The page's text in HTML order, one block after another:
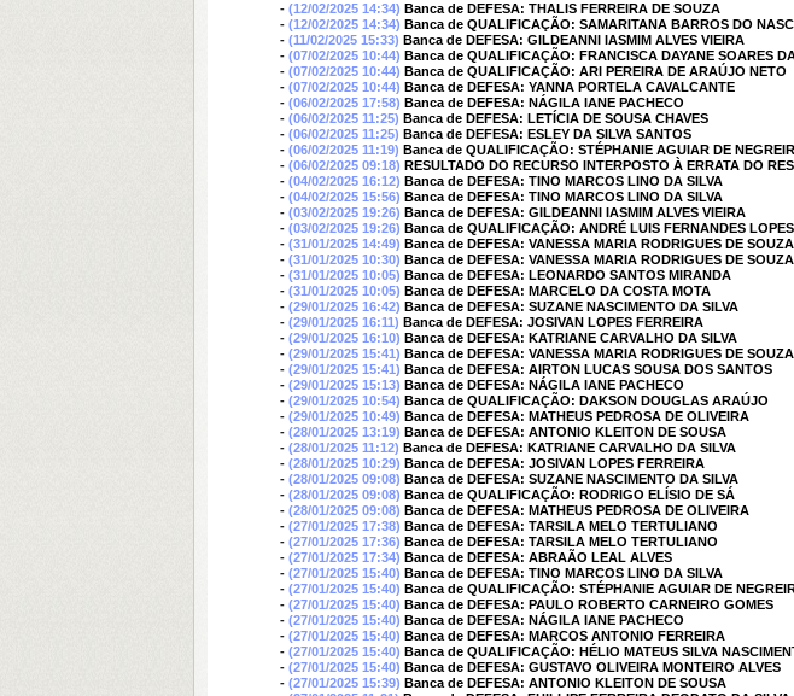
- (12/02/2025 14:34) Banca de DEFESA: THALIS FERREIRA DE SOUZA
- (12/02/2025 14:34) Banca de QUALIFICAÇÃO: SAMARITANA BARROS DO
- (11/02/2025 15:33) Banca de DEFESA: GILDEANNI IASMIM ALVES VIEIRA
- (07/02/2025 10:44) Banca de QUALIFICAÇÃO: FRANCISCA DAYANE SOARES
- (07/02/2025 10:44) Banca de QUALIFICAÇÃO: ARI PEREIRA DE ARAÚJO NETO
- (07/02/2025 10:44) Banca de DEFESA: YANNA PORTELA CAVALCANTE
- (06/02/2025 17:58) Banca de DEFESA: NÁGILA IANE PACHECO
- (06/02/2025 11:25) Banca de DEFESA: LETÍCIA DE SOUSA CHAVES
- (06/02/2025 11:25) Banca de DEFESA: ESLEY DA SILVA SANTOS
- (06/02/2025 11:19) Banca de QUALIFICAÇÃO: STÉPHANIE AGUIAR DE
- (06/02/2025 09:18) RESULTADO DO RECURSO INTERPOSTO À ERRATA DO
- (04/02/2025 16:12) Banca de DEFESA: TINO MARCOS LINO DA SILVA
- (04/02/2025 15:56) Banca de DEFESA: TINO MARCOS LINO DA SILVA
- (03/02/2025 19:26) Banca de DEFESA: GILDEANNI IASMIM ALVES VIEIRA
- (03/02/2025 19:26) Banca de QUALIFICAÇÃO: ANDRÉ LUIS FERNANDES LOPES
- (31/01/2025 14:49) Banca de DEFESA: VANESSA MARIA RODRIGUES DE SOUZA
- (31/01/2025 10:30) Banca de DEFESA: VANESSA MARIA RODRIGUES DE SOUZA
- (31/01/2025 10:05) Banca de DEFESA: LEONARDO SANTOS MIRANDA
- (31/01/2025 10:05) Banca de DEFESA: MARCELO DA COSTA MOTA
- (29/01/2025 16:42) Banca de DEFESA: SUZANE NASCIMENTO DA SILVA
- (29/01/2025 16:11) Banca de DEFESA: JOSIVAN LOPES FERREIRA
- (29/01/2025 16:10) Banca de DEFESA: KATRIANE CARVALHO DA SILVA
- (29/01/2025 15:41) Banca de DEFESA: VANESSA MARIA RODRIGUES DE SOUZA
- (29/01/2025 15:41) Banca de DEFESA: AIRTON LUCAS SOUSA DOS SANTOS
- (29/01/2025 15:13) Banca de DEFESA: NÁGILA IANE PACHECO
- (29/01/2025 10:54) Banca de QUALIFICAÇÃO: DAKSON DOUGLAS ARAÚJO
- (29/01/2025 10:49) Banca de DEFESA: MATHEUS PEDROSA DE OLIVEIRA
- (28/01/2025 13:19) Banca de DEFESA: ANTONIO KLEITON DE SOUSA
- (28/01/2025 11:12) Banca de DEFESA: KATRIANE CARVALHO DA SILVA
- (28/01/2025 10:29) Banca de DEFESA: JOSIVAN LOPES FERREIRA
- (28/01/2025 09:08) Banca de DEFESA: SUZANE NASCIMENTO DA SILVA
- (28/01/2025 09:08) Banca de QUALIFICAÇÃO: RODRIGO ELÍSIO DE SÁ
- (28/01/2025 09:08) Banca de DEFESA: MATHEUS PEDROSA DE OLIVEIRA
- (27/01/2025 17:38) Banca de DEFESA: TARSILA MELO TERTULIANO
- (27/01/2025 17:36) Banca de DEFESA: TARSILA MELO TERTULIANO
- (27/01/2025 17:34) Banca de DEFESA: ABRAÃO LEAL ALVES
- (27/01/2025 15:40) Banca de DEFESA: TINO MARCOS LINO DA SILVA
- (27/01/2025 15:40) Banca de QUALIFICAÇÃO: STÉPHANIE AGUIAR DE
- (27/01/2025 15:40) Banca de DEFESA: PAULO ROBERTO CARNEIRO GOMES
- (27/01/2025 15:40) Banca de DEFESA: NÁGILA IANE PACHECO
- (27/01/2025 15:40) Banca de DEFESA: MARCOS ANTONIO FERREIRA
- (27/01/2025 15:40) Banca de QUALIFICAÇÃO: HÉLIO MATEUS SILVA
- (27/01/2025 15:40) Banca de DEFESA: GUSTAVO OLIVEIRA MONTEIRO ALVES
- (27/01/2025 15:39) Banca de DEFESA: ANTONIO KLEITON DE SOUSA